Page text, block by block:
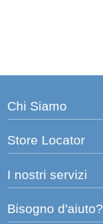
Chi Siamo
Store Locator
I nostri servizi
Bisogno d'aiuto?